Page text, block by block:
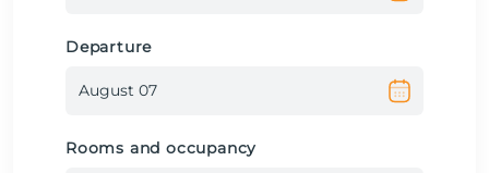
Departure
Rooms and occupancy